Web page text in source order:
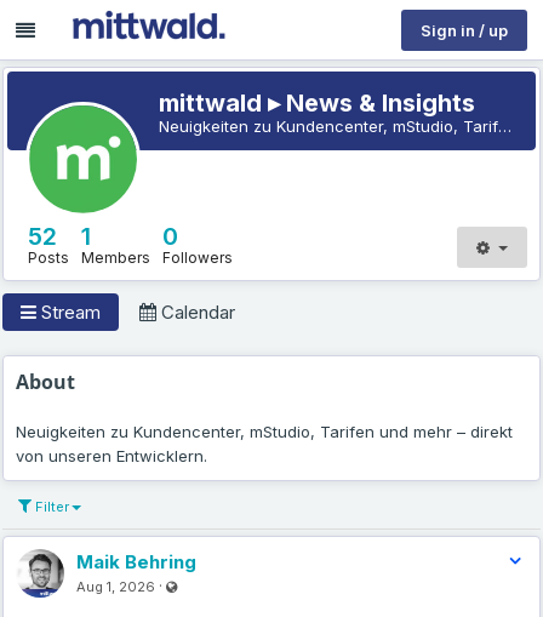
Sign in / up
mittwald ▸ News & Insights
Neuigkeiten zu Kundencenter, mStudio, Tarifen und mehr – direkt von unseren Entwicklern.
52
Posts
1
Members
0
Followers
Stream Calendar
About
Neuigkeiten zu Kundencenter, mStudio, Tarifen und mehr – direkt
von unseren Entwicklern.
Filter
Maik Behring
Aug 1, 2026 ·